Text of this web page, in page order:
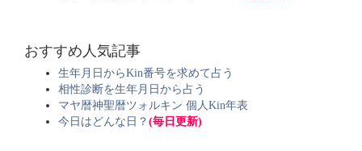
おすすめ人気記事
生年月日からKin番号を求めて占う
相性診断を生年月日から占う
マヤ暦神聖暦ツォルキン 個人Kin年表
今日はどんな日？ (毎日更新)